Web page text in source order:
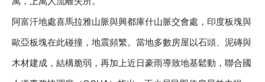
阿富汗地處喜馬拉雅山脈與興都庫什山脈交會處，印度板塊與
歐亞板塊在此碰撞，地震頻繁。當地多數房屋以石頭、泥磚與
木材建成，結構脆弱，再加上近日豪雨導致地基鬆動，聯合國